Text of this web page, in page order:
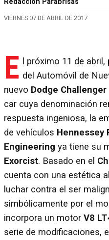
Redacción Parabrisas
VIERNES 07 DE ABRIL DE 2017
E
l próximo 11 de
del Automóvil de
nuevo Dodge Challenger
car cuya denominación
respuesta ingeniosa, la
de vehículos Hennessey
Engineering ya tiene su
Exorcist. Basado en el
cuenta con una estética
luchar contra el ser
simbólicamente por el
incorpora un motor V8
serie de modificaciones,